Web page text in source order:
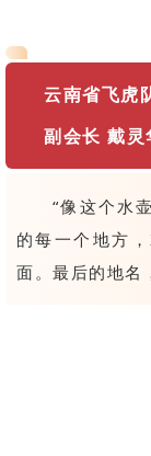
云南省飞虎
副会长 戴灵
“像这个水
的每一个地方
面。最后的地名